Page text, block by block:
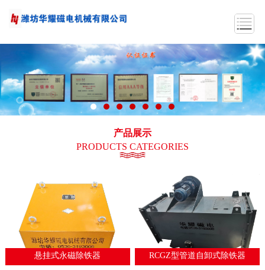
产品展示
PRODUCTS CATEGORIES
悬挂式永磁除铁器 RCGZ型管道自卸式除铁器